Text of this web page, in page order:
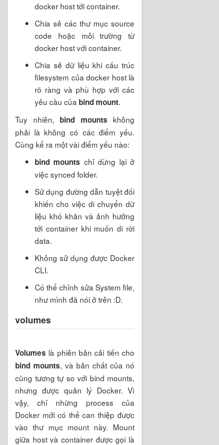
docker host tới container.
Chia sẻ các thư mục source
code hoặc môi trường từ
docker host với container.
Chia sẻ dữ liệu khi cấu trúc
filesystem của docker host là
rõ ràng và phù hợp với các
yêu cầu của bind mount.
Tuy nhiên, bind mounts không
phải là không có các điểm yếu.
Cùng kể ra một vài điểm yếu nào:
bind mounts chỉ dừng lại ở
việc synced folder.
Sử dụng đường dẫn tuyệt đối
khiến cho việc di chuyển dữ
liệu khó khăn và ảnh hưởng
tới container khi muốn di rời
data.
Không sử dụng được Docker
CLI.
Có thể chỉnh sửa System file,
như mình đã nói ở trên :D.
volumes
Volumes là phiên bản cải tiến cho
bind mounts, và bản chất của nó
cũng tương tự so với bind mounts,
nhưng được quản lý Docker. Vì
vậy, chỉ những process của
Docker mới có thể can thiệp được
vào thư mục mount này. Mount
giữa host và container được gọi là